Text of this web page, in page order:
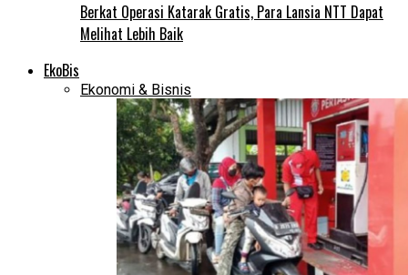
Berkat Operasi Katarak Gratis, Para Lansia NTT Dapat
Melihat Lebih Baik
EkoBis
Ekonomi & Bisnis